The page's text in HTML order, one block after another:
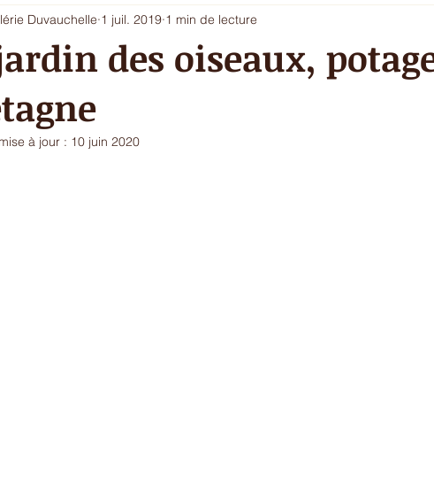
Oryoki 5 - entrée chic ou dessert
des oiseaux,
Duvauchelle 1 juil. 2019 1 min de lecture
à jour : 10 juin 2020